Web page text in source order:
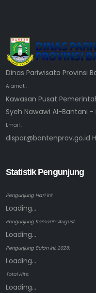
Dinas Pariwisata Provinsi
Alamat :
Kawasan Pusat
Syeh Nawawi Al-Bantani -
Email :
dispar@bantenprov.go.id
Statistik Pengunjung
Pengunjung Hari ini:
Loading...
Pengunjung Kemarin: August:
Loading...
Pengunjung Bulan ini: 2026:
Loading...
Total Hits:
Loading...